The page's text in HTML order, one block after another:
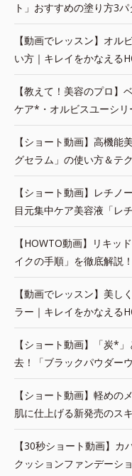
ト」おすすめの塗り方3
【動画でレッスン】オル
い方｜キレイをかなえる
【教えて！美容のプロ
ケア*・オルビスユーシリ
【ショート動画】高機能
グセラム」の使い方＆テ
【ショート動画】レチ
目元集中ケア美容液「レ
【HOWTO動画】リキッ
イクの手順」を徹底解説！
【動画でレッスン】美し
ラー｜キレイをかなえる
【ショート動画】「炭*
去！「ブラックパウダー
【ショート動画】軽めの
肌に仕上げる新発売のス
【30秒ショート動画】
クッションファンデーシ